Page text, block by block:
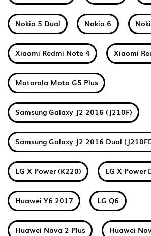
Nokia 5 Dual Nokia 6
Xiaomi Redmi Note 4 Xiaomi
Motorola Moto G5 Plus
Samsung Galaxy J2 2016 (J210F)
Samsung Galaxy J2 2016 Dual
LG X Power (K220) LG X Power
Huawei Y6 2017 LG Q6
Huawei Nova 2 Plus Huawei